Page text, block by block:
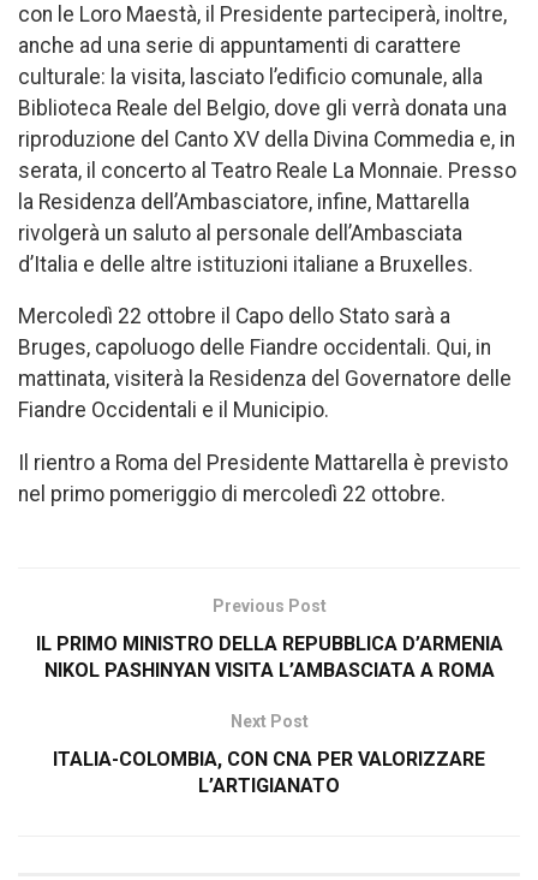
con le Loro Maestà, il Presidente parteciperà, inoltre,
anche ad una serie di appuntamenti di carattere
culturale: la visita, lasciato l’edificio comunale, alla
Biblioteca Reale del Belgio, dove gli verrà donata una
riproduzione del Canto XV della Divina Commedia e, in
serata, il concerto al Teatro Reale La Monnaie. Presso
la Residenza dell’Ambasciatore, infine, Mattarella
rivolgerà un saluto al personale dell’Ambasciata
d’Italia e delle altre istituzioni italiane a Bruxelles.
Mercoledì 22 ottobre il Capo dello Stato sarà a
Bruges, capoluogo delle Fiandre occidentali. Qui, in
mattinata, visiterà la Residenza del Governatore delle
Fiandre Occidentali e il Municipio.
Il rientro a Roma del Presidente Mattarella è previsto
nel primo pomeriggio di mercoledì 22 ottobre.
Previous Post
IL PRIMO MINISTRO DELLA REPUBBLICA D’ARMENIA
NIKOL PASHINYAN VISITA L’AMBASCIATA A ROMA
Next Post
ITALIA-COLOMBIA, CON CNA PER VALORIZZARE
L’ARTIGIANATO